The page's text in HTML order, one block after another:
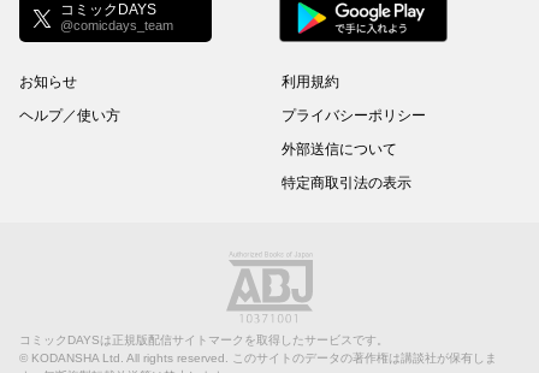
コミックDAYS
@comicdays_team
お知らせ
ヘルプ／使い方
利用規約
プライバシーポリシー
外部送信について
特定商取引法の表示
コミックDAYSは正規版配信サイトマークを取得したサービスです。
© KODANSHA Ltd. All rights reserved. このサイトのデータの著作権は講談社が保有しま